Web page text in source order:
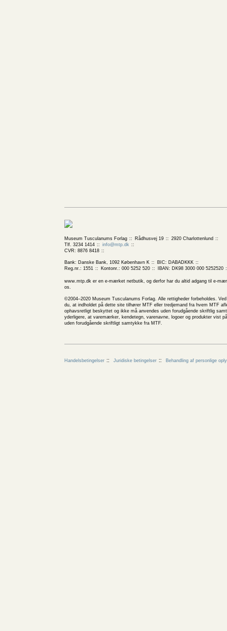
Museum Tusculanums Forlag Rådhusvej 19
2920 Charlottenlund
Tlf. 3234 1414
info@mtp.dk
CVR: 8876 8418
Bank: Danske Bank, 1092 København K
BIC: DABADKKK
Reg.nr.: 1551
Kontonr.: 000 5252 520 IBAN: DK98 3000 000 5252520
www.mtp.dk er en e-mærket netbutik, og derfor har du altid adgang til e-
os.
©2004–2020 Museum Tusculanums Forlag. Alle rettigheder forbeholdes.
du, at indholdet på dette site tilhører MTF eller tredjemand fra hvem MTF
ophavsretligt beskyttet og ikke må anvendes uden forudgående skriftlig
yderligere, at varemærker, kendetegn, varenavne, logoer og produkter vist
uden forudgående skriftligt samtykke fra MTF.
Handelsbetingelser Juridiske betingelser Behandling af personlige